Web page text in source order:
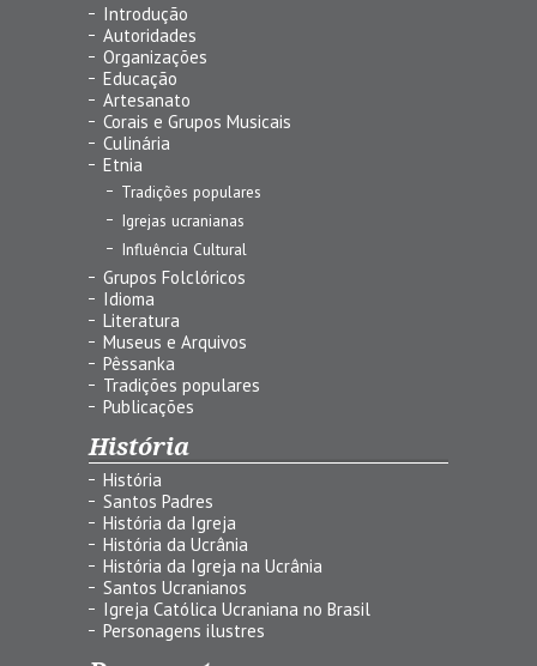
Introdução
Autoridades
Organizações
Educação
Artesanato
Corais e Grupos Musicais
Culinária
Etnia
Tradições populares
Igrejas ucranianas
Influência Cultural
Grupos Folclóricos
Idioma
Literatura
Museus e Arquivos
Pêssanka
Tradições populares
Publicações
História
História
Santos Padres
História da Igreja
História da Ucrânia
História da Igreja na Ucrânia
Santos Ucranianos
Igreja Católica Ucraniana no Brasil
Personagens ilustres